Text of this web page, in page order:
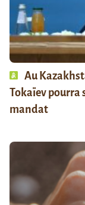
Au
Tokaïev pourra
mandat